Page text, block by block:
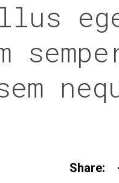
Share: